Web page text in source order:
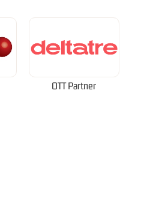
OTT Partner